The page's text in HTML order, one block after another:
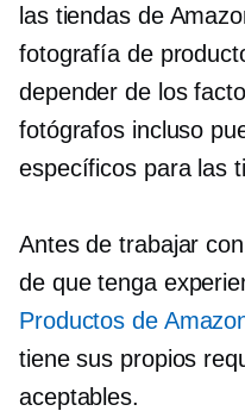
las tiendas de
fotografía de
depender de los
fotógrafos incluso
específicos para las
Antes de trabajar
de que tenga
Productos de
tiene sus propios
aceptables.